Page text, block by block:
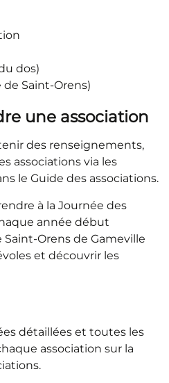
dos)
de Saint-Orens)
une association
des renseignements,
associations via les
le Guide des associations.
à la Journée des
année début
Orens de Gameville
et découvrir les
détaillées et toutes les
association sur la